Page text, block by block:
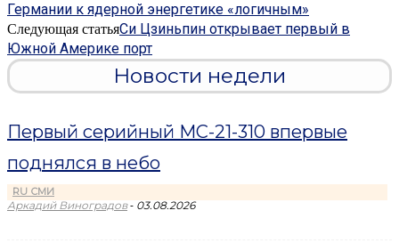
Германии к ядерной энергетике «логичным»
Следующая статьяСи Цзиньпин открывает первый в
Южной Америке порт
Новости недели
Первый серийный МС-21-310 впервые
поднялся в небо
RU СМИ
Аркадий Виноградов - 03.08.2026